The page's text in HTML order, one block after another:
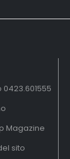
0423.601555
Magazine
sito